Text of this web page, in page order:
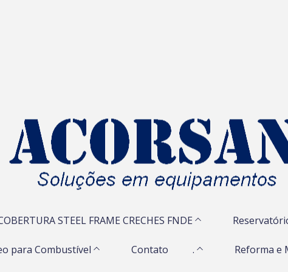
STEEL FRAME CRECHES FNDE
para Combustível Contato . Reforma e